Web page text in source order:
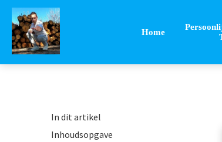
Home
In dit artikel
Inhoudsopgave